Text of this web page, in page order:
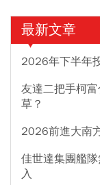
最新文章
2026年下半年
友達二把手柯
草？
2026前進大南
佳世達集團艦
入